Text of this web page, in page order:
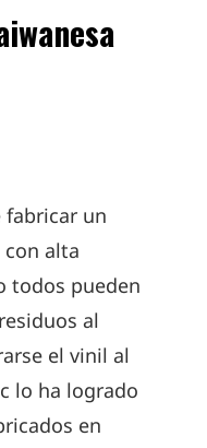
fabricar un
con alta
todos pueden
al
el vinil al
lo ha logrado
en